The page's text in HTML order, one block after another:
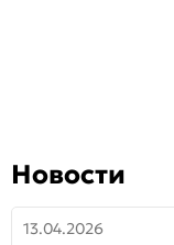
Новости
13.04.2026